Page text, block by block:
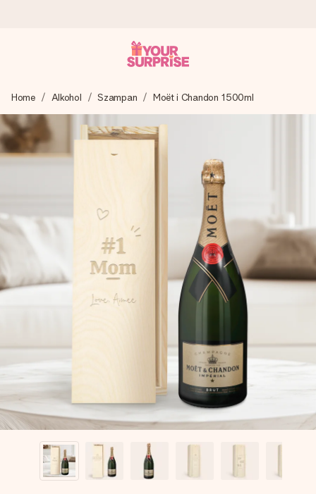
Tworzymy Twój prezent z troską i wysyłamy go w mgnieniu
oka – dzięki czemu możesz go dać dokładnie we
właściwym momencie, kiedy ma to największe znaczenie
4,7 (na podstawie +15 000 opinii)
Nasze prezenty inspirują. Klienci oceniają nas na 4,7 w
Google Reviews.
Darmowy bilecik z życzeniami
Stwórz coś wyjątkowego w zaledwie kilku krokach – z jej
Home Alkohol Szampan Moët i Chandon 1500ml